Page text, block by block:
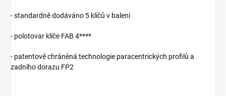
- standardně dodáváno 5 klíčů v balení
- polotovar klíče FAB 4****
- patentově chráněná technologie paracentrických profilů a
zadního dorazu FP2